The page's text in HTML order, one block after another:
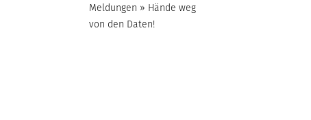
Meldungen » Hände weg
von den Daten!